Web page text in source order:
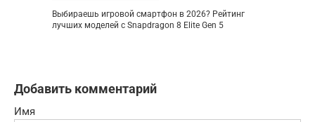
Выбираешь игровой смартфон в 2026? Рейтинг
лучших моделей с Snapdragon 8 Elite Gen 5
Добавить комментарий
Имя